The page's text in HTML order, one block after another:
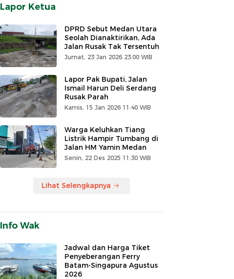
Lapor Ketua
DPRD Sebut Medan Utara
Seolah Dianaktirikan, Ada
Jalan Rusak Tak Tersentuh
Jumat, 23 Jan 2026 23:00 WIB
Lapor Pak Bupati, Jalan
Ismail Harun Deli Serdang
Rusak Parah
Kamis, 15 Jan 2026 11:40 WIB
Warga Keluhkan Tiang
Listrik Hampir Tumbang di
Jalan HM Yamin Medan
Senin, 22 Des 2025 11:30 WIB
Lihat Selengkapnya
Info Wak
Jadwal dan Harga Tiket
Penyeberangan Ferry
Batam-Singapura Agustus
2026